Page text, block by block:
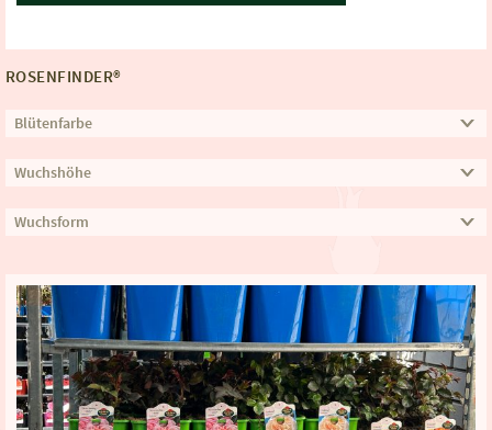
ROSENFINDER®
Blütenfarbe
Wuchshöhe
Wuchsform